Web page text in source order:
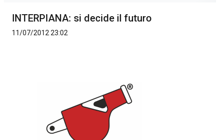
INTERPIANA: si decide il futuro
11/07/2012 23:02